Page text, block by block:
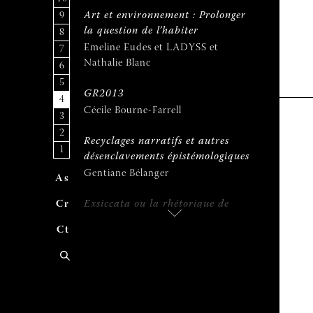
9
8
7
6
5
4
3
2
1
Art et environnement : Prolonger
la question de l’habiter
Emeline Eudes et LADYSS et
Nathalie Blanc
GR2013
Cécile Bourne-Farrell
Recyclages narratifs et autres
désenclavements épistémologiques
Gentiane Bélanger
Exsiccata ou la rhétorique de
Auteur
s
Contribue
r
Contac
t